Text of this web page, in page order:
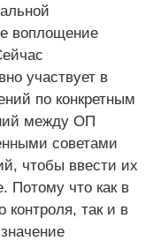
воплощение
участвует в
по конкретным
между ОП
советами
чтобы ввести их
Потому что как в
так и в